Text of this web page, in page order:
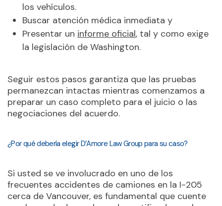
los vehículos.
Buscar atención médica inmediata y
Presentar un informe oficial, tal y como exige
la legislación de Washington.
Seguir estos pasos garantiza que las pruebas
permanezcan intactas mientras comenzamos a
preparar un caso completo para el juicio o las
negociaciones del acuerdo.
¿Por qué debería elegir D’Amore Law Group para su caso?
Si usted se ve involucrado en uno de los
frecuentes accidentes de camiones en la I-205
cerca de Vancouver, es fundamental que cuente